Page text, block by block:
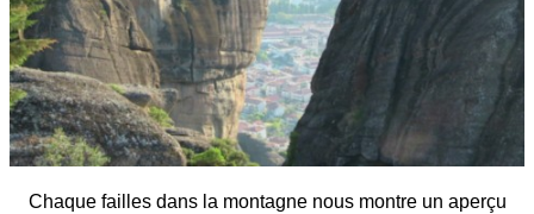
Chaque failles dans la montagne nous montre un aperçu